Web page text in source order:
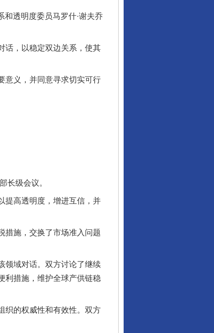
透明度委员马罗什·谢夫乔
，以稳定双边关系，使其
义，并同意寻求切实可行
长级会议。
高透明度，增进互信，并
施，交换了市场准入问题
域对话。双方讨论了继续
利措施，维护全球产供链稳
的权威性和有效性。双方
行业协会接连发公告